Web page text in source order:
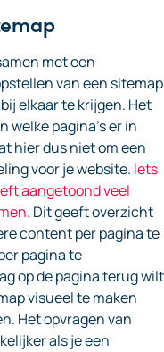
met een
van een sitemap
elkaar te krijgen. Het
welke pagina’s er in
hier dus niet om een
voor je website. Iets
aangetoond veel
Dit geeft overzicht
content per pagina te
pagina te
op de pagina terug wilt
visueel te maken
Het opvragen van
als je een